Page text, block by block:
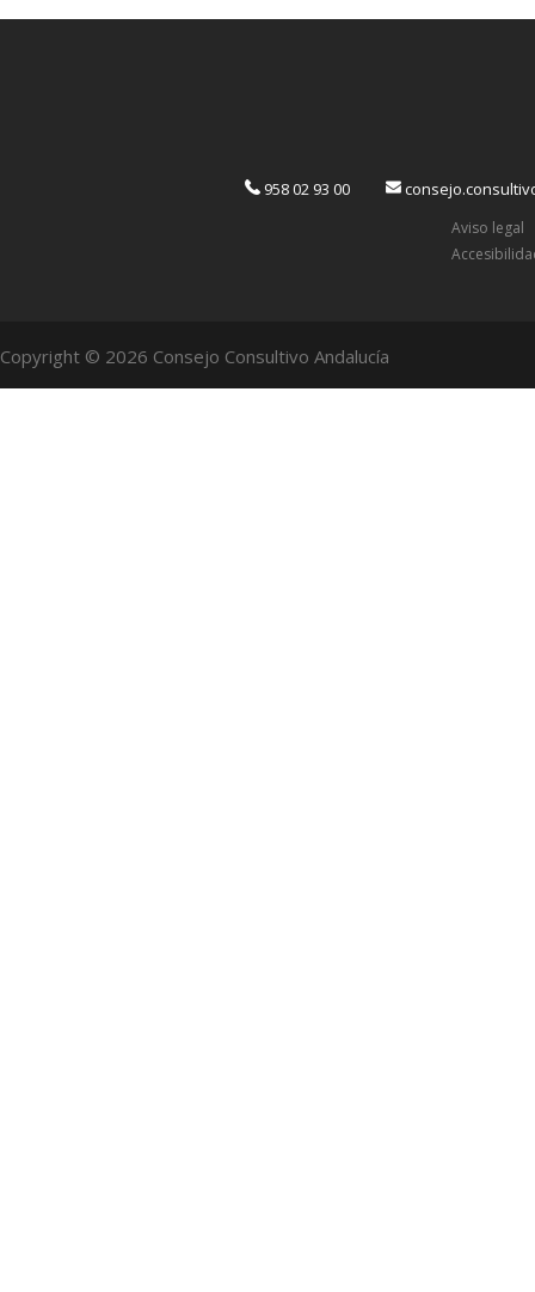
958 02 93 00
Aviso legal
Copyright © 2026 Consejo Consultivo Andalucía